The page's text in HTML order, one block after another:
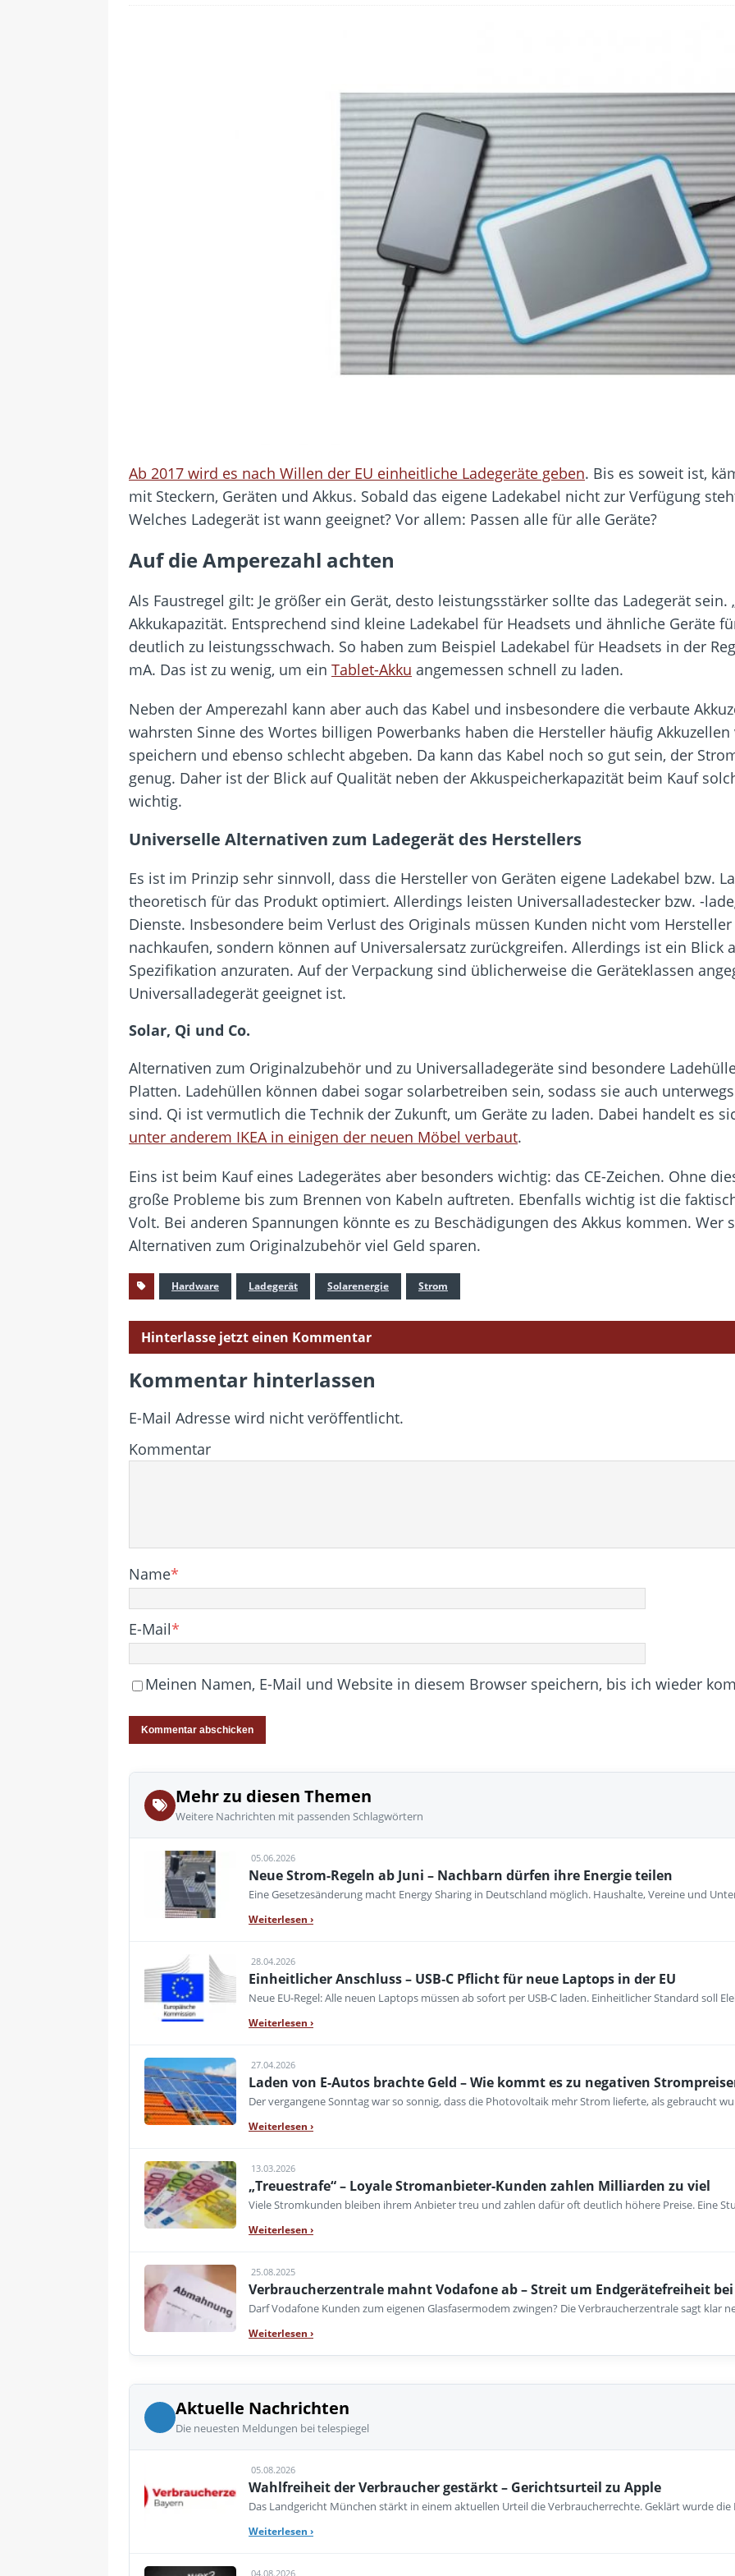
Wahlfreiheit der Verbraucher gestärkt – Gerichtsurteil zu Apple
Ab 2017 wird es nach Willen der EU einheitliche Ladegeräte geben. Bis es soweit ist,
mit Steckern, Geräten und Akkus. Sobald das eigene Ladekabel nicht zur Verfügung
Welches Ladegerät ist wann geeignet? Vor allem: Passen alle für alle Geräte?
Auf die Amperezahl achten
Als Faustregel gilt: Je größer ein Gerät, desto leistungsstärker sollte das Ladegerät sein.
Akkukapazität. Entsprechend sind kleine Ladekabel für Headsets und ähnliche Geräte
deutlich zu leistungsschwach. So haben zum Beispiel Ladekabel für Headsets in der
mA. Das ist zu wenig, um ein Tablet-Akku angemessen schnell zu laden.
Neben der Amperezahl kann aber auch das Kabel und insbesondere die verbaute
wahrsten Sinne des Wortes billigen Powerbanks haben die Hersteller häufig
speichern und ebenso schlecht abgeben. Da kann das Kabel noch so gut sein, der
genug. Daher ist der Blick auf Qualität neben der Akkuspeicherkapazität beim Kauf
wichtig.
Universelle Alternativen zum Ladegerät des Herstellers
Es ist im Prinzip sehr sinnvoll, dass die Hersteller von Geräten eigene Ladekabel bzw.
theoretisch für das Produkt optimiert. Allerdings leisten Universalladestecker bzw. -
Dienste. Insbesondere beim Verlust des Originals müssen Kunden nicht vom
nachkaufen, sondern können auf Universalersatz zurückgreifen. Allerdings ist ein Blick
Spezifikation anzuraten. Auf der Verpackung sind üblicherweise die Geräteklassen
Universalladegerät geeignet ist.
Solar, Qi und Co.
Alternativen zum Originalzubehör und zu Universalladegeräte sind besondere
Platten. Ladehüllen können dabei sogar solarbetreiben sein, sodass sie auch
sind. Qi ist vermutlich die Technik der Zukunft, um Geräte zu laden. Dabei handelt es
unter anderem IKEA in einigen der neuen Möbel verbaut.
Eins ist beim Kauf eines Ladegerätes aber besonders wichtig: das CE-Zeichen. Ohne
große Probleme bis zum Brennen von Kabeln auftreten. Ebenfalls wichtig ist die
Volt. Bei anderen Spannungen könnte es zu Beschädigungen des Akkus kommen. Wer
Alternativen zum Originalzubehör viel Geld sparen.
Hardware Ladegerät Solarenergie Strom
Hinterlasse jetzt einen Kommentar
Kommentar hinterlassen
E-Mail Adresse wird nicht veröffentlicht.
Kommentar
Name*
E-Mail*
Meinen Namen, E-Mail und Website in diesem Browser speichern, bis ich wieder
Mehr zu diesen Themen
Weitere Nachrichten mit passenden Schlagwörtern
05.06.2026
Neue Strom-Regeln ab Juni – Nachbarn dürfen ihre Energie teilen
Eine Gesetzesänderung macht Energy Sharing in Deutschland möglich. Haushalte, Vereine und
Weiterlesen ›
28.04.2026
Einheitlicher Anschluss – USB‑C Pflicht für neue Laptops in der EU
Neue EU-Regel: Alle neuen Laptops müssen ab sofort per USB-C laden. Einheitlicher Standard soll
Weiterlesen ›
27.04.2026
Laden von E-Autos brachte Geld – Wie kommt es zu negativen
Der vergangene Sonntag war so sonnig, dass die Photovoltaik mehr Strom lieferte, als gebraucht
Weiterlesen ›
13.03.2026
„Treuestrafe“ – Loyale Stromanbieter-Kunden zahlen Milliarden zu viel
Viele Stromkunden bleiben ihrem Anbieter treu und zahlen dafür oft deutlich höhere Preise. Eine
Weiterlesen ›
25.08.2025
Verbraucherzentrale mahnt Vodafone ab – Streit um Endgerätefreiheit
Darf Vodafone Kunden zum eigenen Glasfasermodem zwingen? Die Verbraucherzentrale sagt klar
Weiterlesen ›
Aktuelle Nachrichten
Die neuesten Meldungen bei telespiegel
05.08.2026
Wahlfreiheit der Verbraucher gestärkt – Gerichtsurteil zu Apple
Das Landgericht München stärkt in einem aktuellen Urteil die Verbraucherrechte. Geklärt wurde die
Weiterlesen ›
04.08.2026